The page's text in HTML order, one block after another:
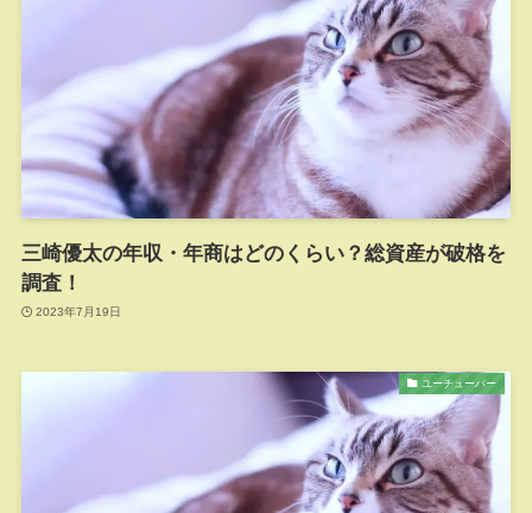
三崎優太の年収・年商はどのくらい？総資産が破格を
調査！
2023年7月19日
ユーチューバー